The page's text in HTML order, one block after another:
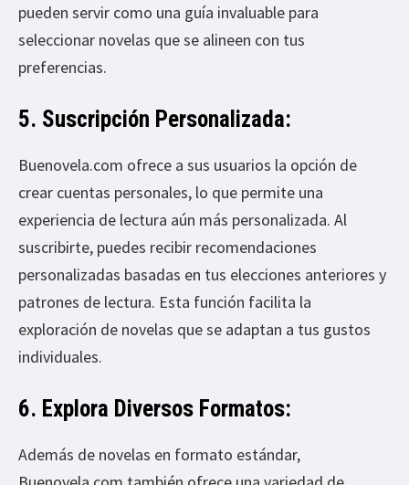
pueden servir como una guía invaluable para
seleccionar novelas que se alineen con tus
preferencias.
5. Suscripción Personalizada:
Buenovela.com ofrece a sus usuarios la opción de
crear cuentas personales, lo que permite una
experiencia de lectura aún más personalizada. Al
suscribirte, puedes recibir recomendaciones
personalizadas basadas en tus elecciones anteriores y
patrones de lectura. Esta función facilita la
exploración de novelas que se adaptan a tus gustos
individuales.
6. Explora Diversos Formatos:
Además de novelas en formato estándar,